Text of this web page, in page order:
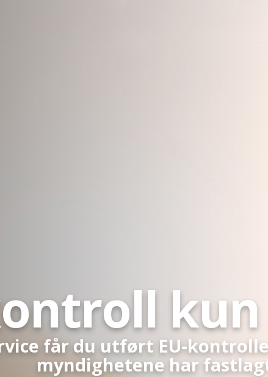
kun
får du utført EU-
myndighetene har